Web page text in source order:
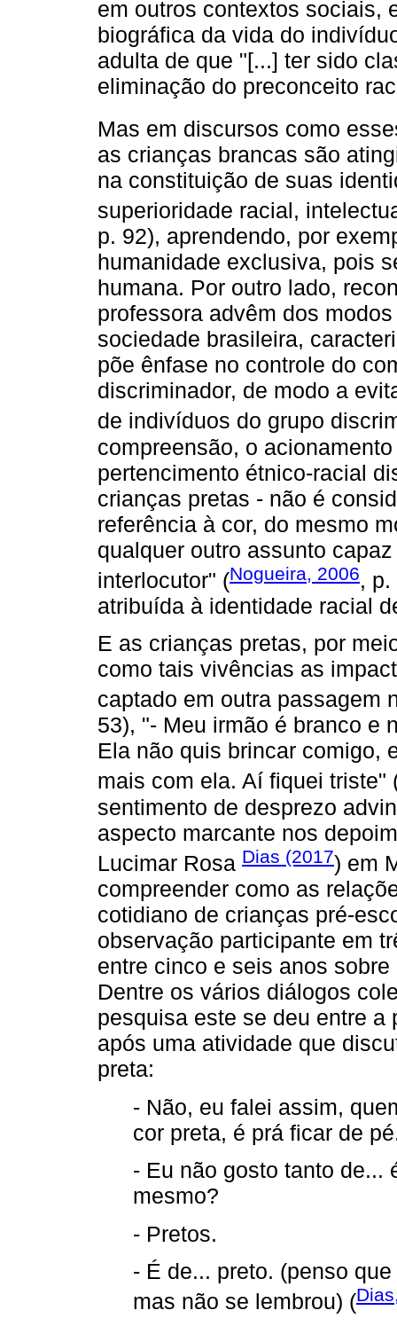
em outros contextos sociais,
biográfica da vida do
adulta de que "[...] ter sido
eliminação do preconceito
Mas em discursos como
as crianças brancas são
na constituição de suas
superioridade racial,
p. 92), aprendendo, por
humanidade exclusiva, pois
humana. Por outro lado,
professora advêm dos
sociedade brasileira,
põe ênfase no controle do
discriminador, de modo a
de indivíduos do grupo
compreensão, o
pertencimento étnico-racial
crianças pretas - não é
referência à cor, do mesmo
qualquer outro assunto
interlocutor" (Nogueira, 2006,
atribuída à identidade racial
E as crianças pretas, por
como tais vivências as
captado em outra passagem
53), "- Meu irmão é branco e
Ela não quis brincar comigo,
mais com ela. Aí fiquei triste"
sentimento de desprezo
aspecto marcante nos
Lucimar Rosa Dias (2017) em
compreender como as
cotidiano de crianças pré-
observação participante em
entre cinco e seis anos
Dentre os vários diálogos
pesquisa este se deu entre
após uma atividade que
preta:
- Não, eu falei assim,
cor preta, é prá ficar de
- Eu não gosto tanto de...
mesmo?
- Pretos.
- É de... preto. (penso
mas não se lembrou) (